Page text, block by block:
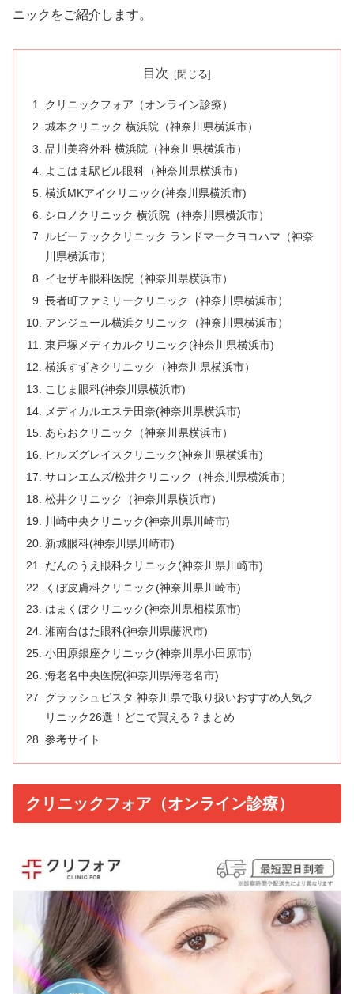
ニックをご紹介します。
目次
クリニックフォア（オンライン診療）
城本クリニック 横浜院（神奈川県横浜市）
品川美容外科 横浜院（神奈川県横浜市）
よこはま駅ビル眼科（神奈川県横浜市）
横浜MKアイクリニック(神奈川県横浜市)
シロノクリニック 横浜院（神奈川県横浜市）
ルビーテッククリニック ランドマークヨコハマ（神奈
川県横浜市）
イセザキ眼科医院（神奈川県横浜市）
長者町ファミリークリニック（神奈川県横浜市）
アンジュール横浜クリニック（神奈川県横浜市）
東戸塚メディカルクリニック(神奈川県横浜市)
横浜すずきクリニック（神奈川県横浜市）
こじま眼科(神奈川県横浜市)
メディカルエステ田奈(神奈川県横浜市)
あらおクリニック（神奈川県横浜市）
ヒルズグレイスクリニック(神奈川県横浜市)
サロンエムズ/松井クリニック（神奈川県横浜市）
松井クリニック（神奈川県横浜市）
川崎中央クリニック(神奈川県川崎市)
新城眼科(神奈川県川崎市)
だんのうえ眼科クリニック(神奈川県川崎市)
くぼ皮膚科クリニック(神奈川県川崎市)
はまくぼクリニック(神奈川県相模原市)
湘南台はた眼科(神奈川県藤沢市)
小田原銀座クリニック(神奈川県小田原市)
海老名中央医院(神奈川県海老名市)
グラッシュビスタ 神奈川県で取り扱いおすすめ人気ク
リニック26選！どこで買える？まとめ
参考サイト
クリニックフォア（オンライン診療）